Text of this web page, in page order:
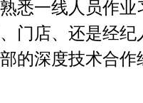
一线人员作业
门店、还是经
的深度技术合